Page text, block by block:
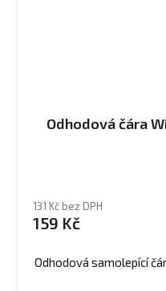
Odhodová čára
131 Kč bez DPH
159 Kč
Odhodová samolepící